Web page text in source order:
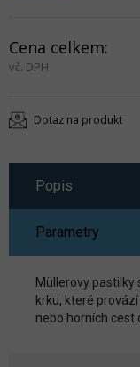
Cena celkem:
vč. DPH
Dotaz na produkt
Popis
Parametry
Müllerovy pastilky
krku, které
nebo horních cest